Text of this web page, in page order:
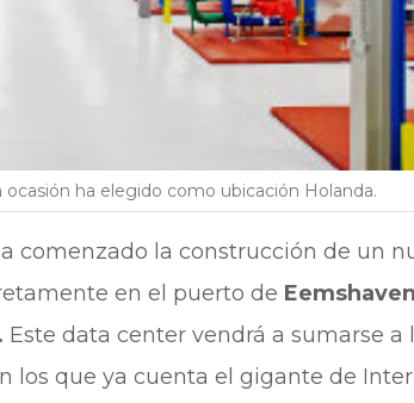
ha elegido como ubicación Holanda.
comenzado la construcción de un
en el puerto de
Este data center vendrá a sumarse a
los que ya cuenta el gigante de
C